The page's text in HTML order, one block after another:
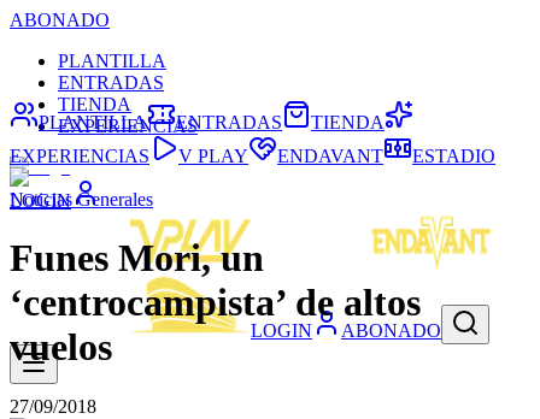
ABONADO
PLANTILLA
ENTRADAS
TIENDA
EXPERIENCIAS
LOGIN
LOGIN ABONADO
PLANTILLA ENTRADAS
TIENDA
EXPERIENCIAS
V PLAY ENDAVANT ESTADIO
Noticias Generales
Funes Mori, un
‘centrocampista’ de altos
vuelos
27/09/2018